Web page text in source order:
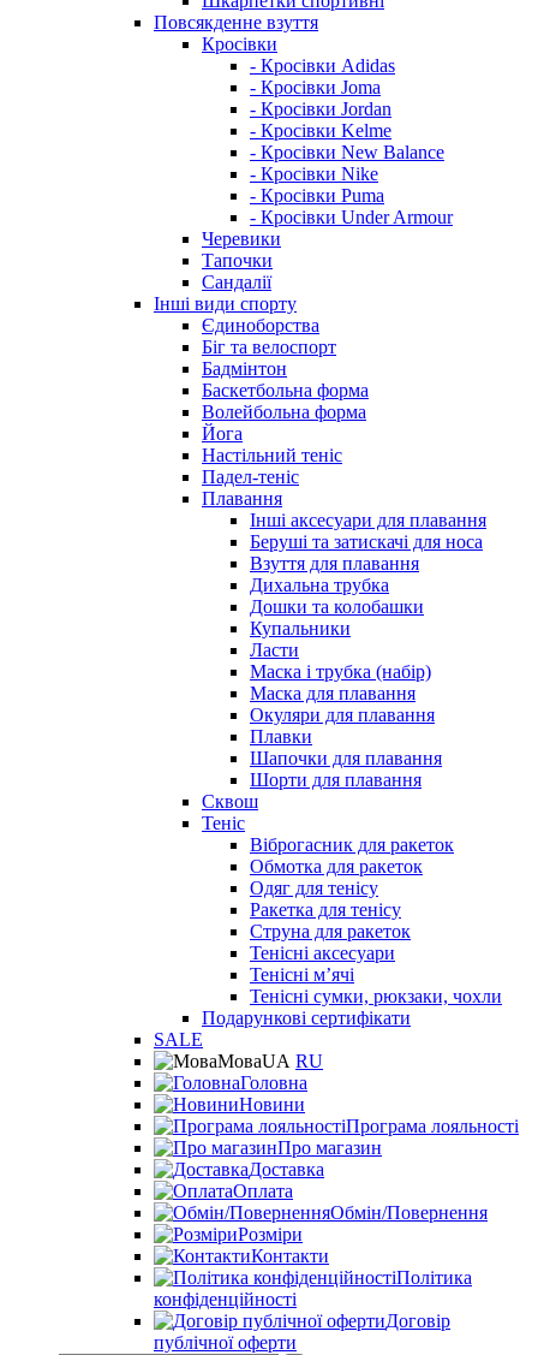
Повсякденне взуття
Кросівки
- Кросівки Adidas
- Кросівки Joma
- Кросівки Jordan
- Кросівки Kelme
- Кросівки New Balance
- Кросівки Nike
- Кросівки Puma
- Кросівки Under Armour
Черевики
Тапочки
Сандалії
Інші види спорту
Єдиноборства
Біг та велоспорт
Бадмінтон
Баскетбольна форма
Волейбольна форма
Йога
Настільний теніс
Падел-теніс
Плавання
Інші аксесуари для плавання
Беруші та затискачі для носа
Взуття для плавання
Дихальна трубка
Дошки та колобашки
Купальники
Ласти
Маска і трубка (набір)
Маска для плавання
Окуляри для плавання
Плавки
Шапочки для плавання
Шорти для плавання
Сквош
Теніс
Віброгасник для ракеток
Обмотка для ракеток
Одяг для тенісу
Ракетка для тенісу
Струна для ракеток
Тенісні аксесуари
Тенісні мʼячі
Тенісні сумки, рюкзаки, чохли
Подарункові сертифікати
SALE
МоваUA RU
Головна
Новини
Програма лояльності
Про магазин
Доставка
Оплата
Обмін/Повернення
Розміри
Контакти
Політика
конфіденційності
Договір
публічної оферти